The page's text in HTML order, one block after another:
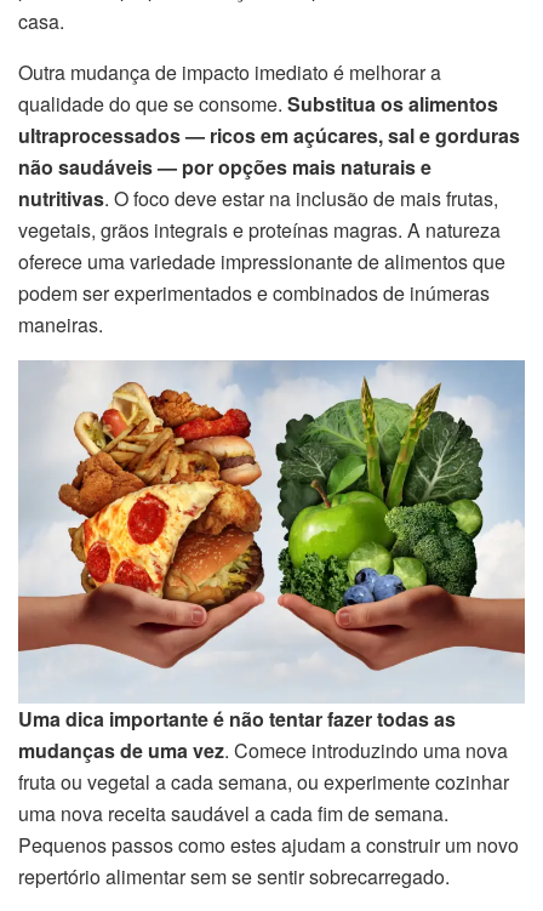
casa.
Outra mudança de impacto imediato é melhorar a
qualidade do que se consome. Substitua os alimentos
ultraprocessados — ricos em açúcares, sal e gorduras
não saudáveis — por opções mais naturais e
nutritivas. O foco deve estar na inclusão de mais frutas,
vegetais, grãos integrais e proteínas magras. A natureza
oferece uma variedade impressionante de alimentos que
podem ser experimentados e combinados de inúmeras
maneiras.
Uma dica importante é não tentar fazer todas as
mudanças de uma vez. Comece introduzindo uma nova
fruta ou vegetal a cada semana, ou experimente cozinhar
uma nova receita saudável a cada fim de semana.
Pequenos passos como estes ajudam a construir um novo
repertório alimentar sem se sentir sobrecarregado.